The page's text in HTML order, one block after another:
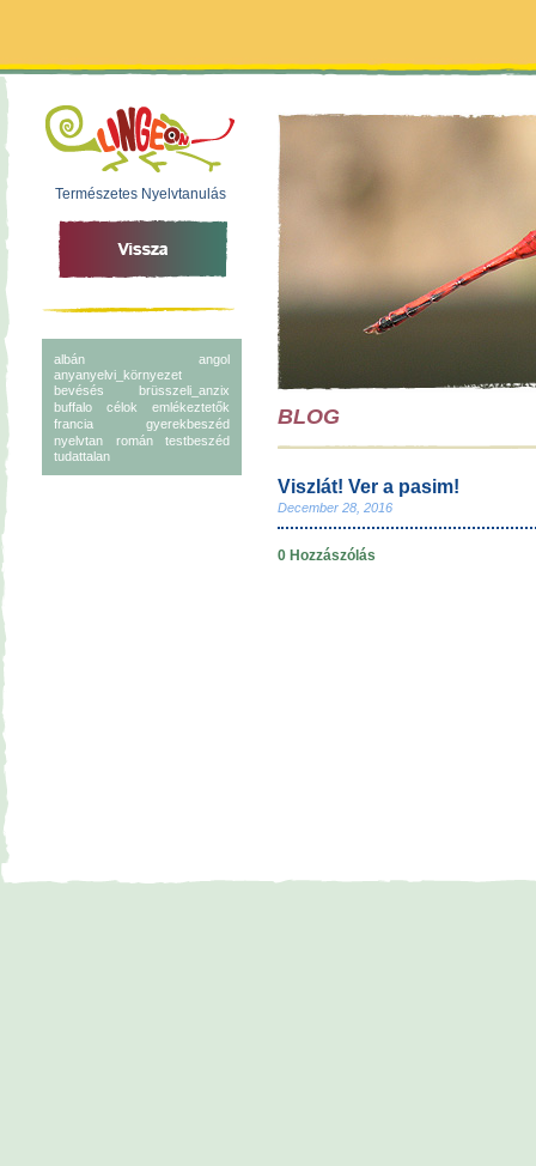
Természetes Nyelvtanulás
albán
angol
anyanyelvi_környezet
bevésés
brüsszeli_anzix
buffalo
célok
emlékeztetők
francia
gyerekbeszéd
nyelvtan
román
testbeszéd
tudattalan
BLOG
Viszlát! Ver a pasim!
December 28, 2016
0 Hozzászólás